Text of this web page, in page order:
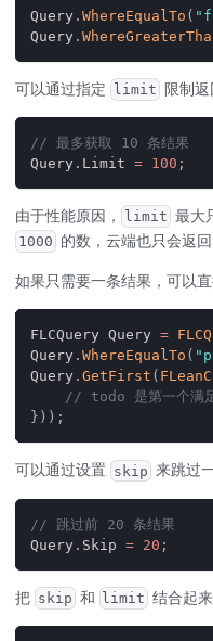
Query . WhereEqualTo (
Query .
可以通过指定 limit 限制
// 最多获取 10 条结果
Query . Limit = 100 ;
由于性能原因， limit 最大
1000 的数，云端也只会返
如果只需要一条结果，可以
FLCQuery Query =
Query . WhereEqualTo (
Query . GetFirst (
// todo 是第一个满
} ) ) ;
可以通过设置 skip 来跳过
// 跳过前 20 条结果
Query . Skip = 20 ;
把 skip 和 limit 结合起